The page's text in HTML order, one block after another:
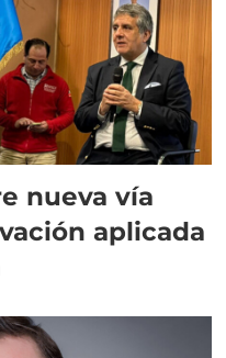
nueva vía
aplicada